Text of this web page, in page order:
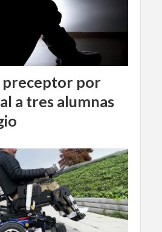
preceptor por
a tres alumnas